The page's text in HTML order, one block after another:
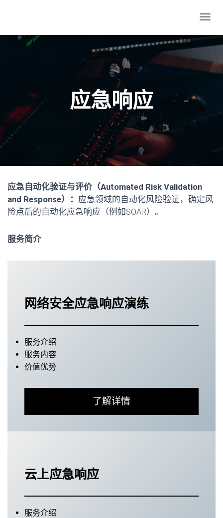
航
应急响应
应急自动化验证与评价（Automated Risk Validation
and Response）： 应急领域的自动化风险验证，确定风
险点后的自动化应急响应（例如SOAR）。
服务简介
网络安全应急响应演练
服务介绍
服务内容
价值优势
了解详情
云上应急响应
服务介绍